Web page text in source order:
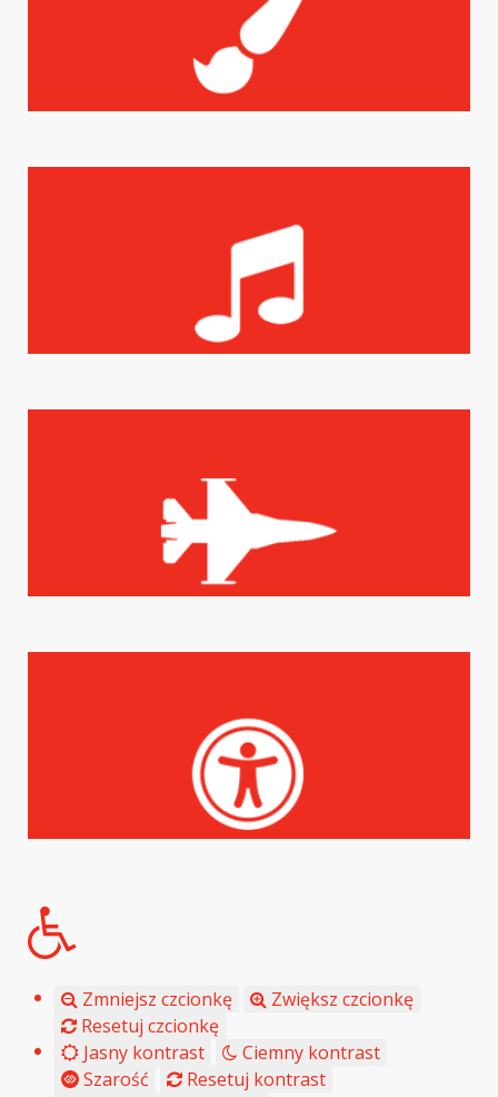
Zmniejsz czcionkę
Zwiększ czcionkę
Resetuj czcionkę
Jasny kontrast
Ciemny kontrast
Szarość
Resetuj kontrast